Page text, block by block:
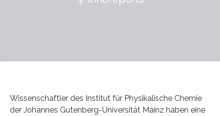
Wissenschaftler des Institut für Physikalische Chemie
der Johannes Gutenberg-Universität Mainz haben eine